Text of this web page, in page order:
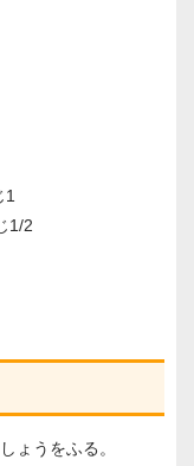
1/2
ょうをふる。